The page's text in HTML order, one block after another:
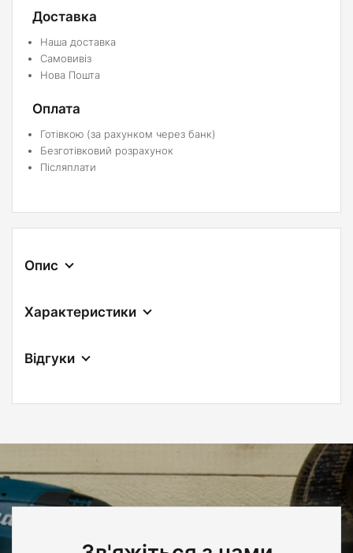
Доставка
Наша доставка
Самовивіз
Нова Пошта
Оплата
Готівкою (за рахунком через банк)
Безготівковий розрахунок
Післяплати
Опис
Характеристики
Відгуки